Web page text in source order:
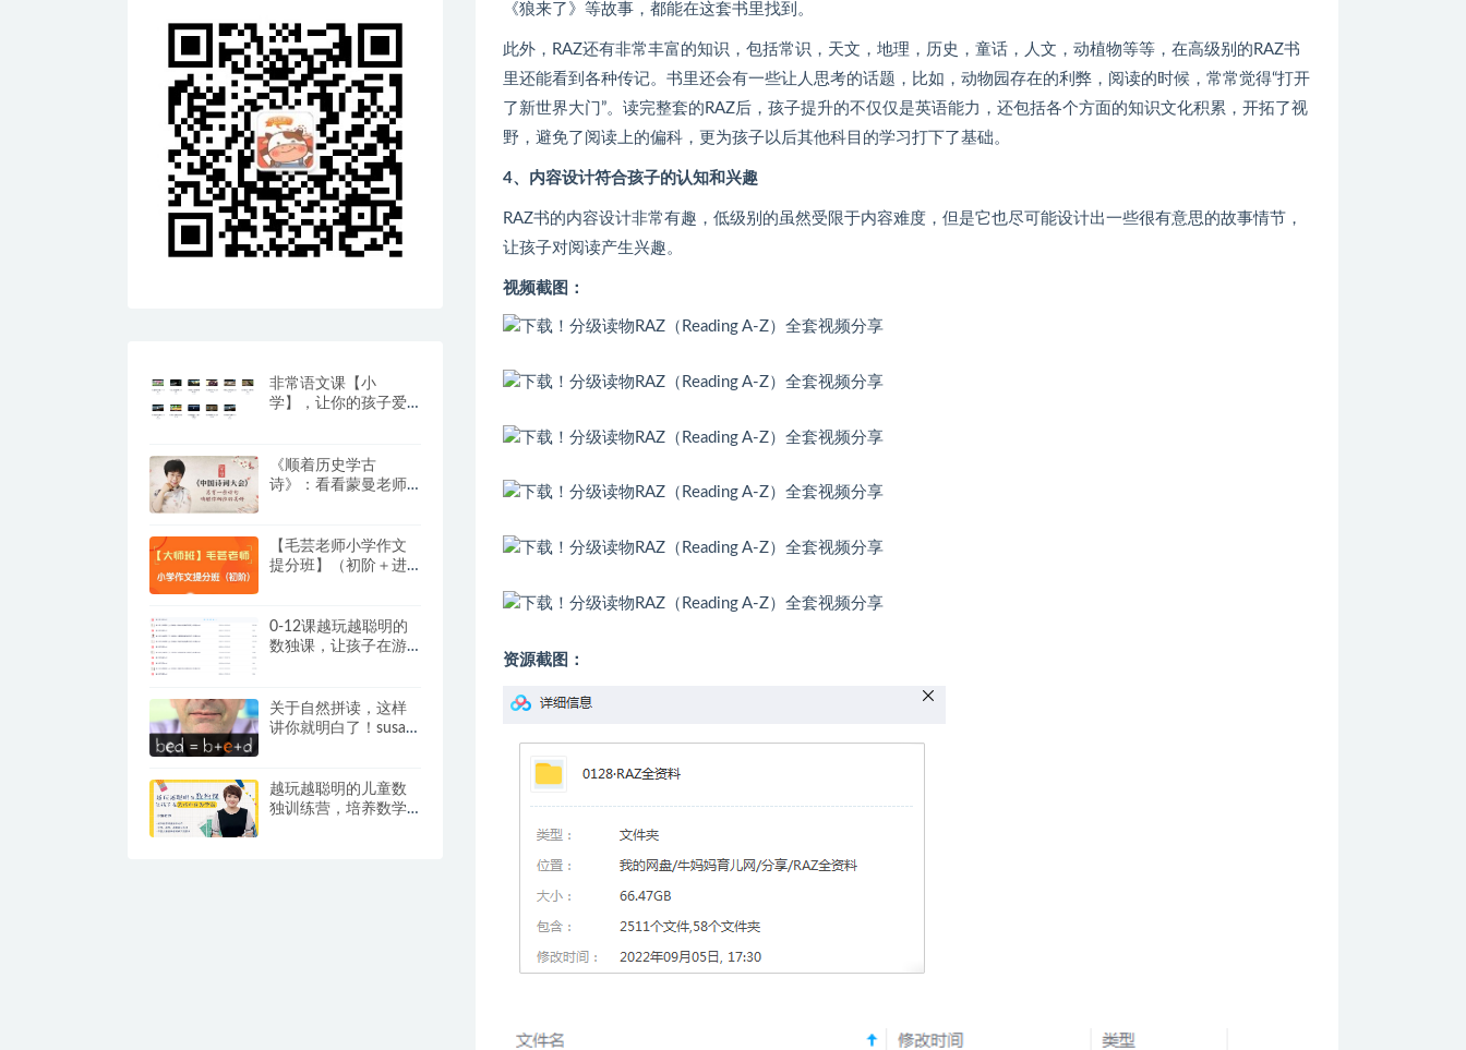
《狼来了》等故事，都能在这套书里找到。
此外，RAZ还有非常丰富的知识，包括常识，天文，地理，历史，童话，人文，动植物等等，在高级别的RAZ书
里还能看到各种传记。书里还会有一些让人思考的话题，比如，动物园存在的利弊，阅读的时候，常常觉得“打开
了新世界大门”。读完整套的RAZ后，孩子提升的不仅仅是英语能力，还包括各个方面的知识文化积累，开拓了视
野，避免了阅读上的偏科，更为孩子以后其他科目的学习打下了基础。
4、内容设计符合孩子的认知和兴趣
RAZ书的内容设计非常有趣，低级别的虽然受限于内容难度，但是它也尽可能设计出一些很有意思的故事情节，
让孩子对阅读产生兴趣。
视频截图：
资源截图：
非常语文课【小
学】，让你的孩子爱
《顺着历史学古
诗》：看看蒙曼老师
【毛芸老师小学作文
提分班】（初阶＋进
心打造
0-12课越玩越聪明的
数独课，让孩子在游
关于自然拼读，这样
讲你就明白了！susan
越玩越聪明的儿童数
独训练营，培养数学